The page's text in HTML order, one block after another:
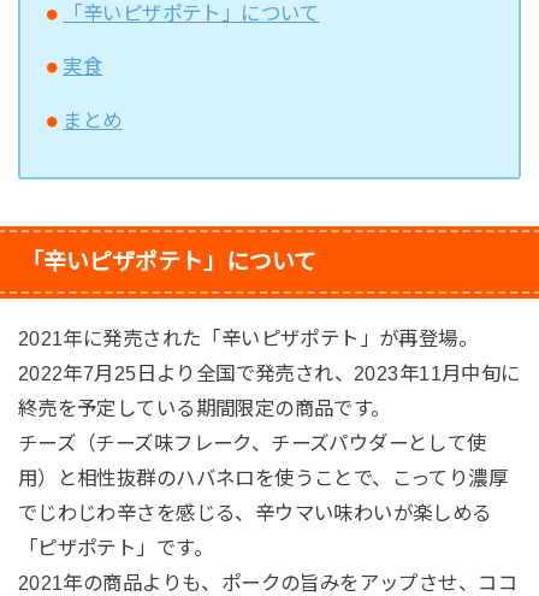
「辛いピザポテト」について
実食
まとめ
「辛いピザポテト」について
2021年に発売された「辛いピザポテト」が再登場。
2022年7月25日より全国で発売され、2023年11月中旬に
終売を予定している期間限定の商品です。
チーズ（チーズ味フレーク、チーズパウダーとして使
用）と相性抜群のハバネロを使うことで、こってり濃厚
でじわじわ辛さを感じる、辛ウマい味わいが楽しめる
「ピザポテト」です。
2021年の商品よりも、ポークの旨みをアップさせ、ココ